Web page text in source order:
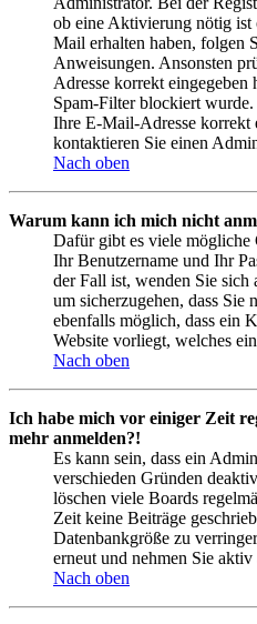
ob eine Aktivierung nötig ist
Mail erhalten haben, folgen
Anweisungen. Ansonsten
Adresse korrekt
Spam-Filter blockiert
Ihre E-Mail-Adresse korrekt
kontaktieren Sie einen
Nach oben
Warum kann ich mich nicht
Dafür gibt es viele mögliche
Ihr Benutzername und Ihr
der Fall ist, wenden Sie
um sicherzugehen, dass Sie
ebenfalls möglich, dass ein
Website vorliegt, welches
Nach oben
Ich habe mich vor einiger Zeit
mehr anmelden?!
Es kann sein, dass ein
verschieden Gründen
löschen viele Boards
Zeit keine Beiträge
Datenbankgröße zu
erneut und nehmen Sie
Nach oben